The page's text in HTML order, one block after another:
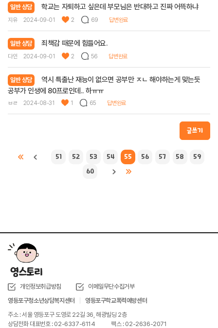
일반 상담 학교는 자퇴하고 싶은데 부모님은 반대하고 진짜 어뜩하냐
지유 2024-09-01 2 69 답변완료
일반 상담 죄책감 때문에 힘들어요.
다인 2024-09-01 2 56 답변완료
일반 상담
역시 특출난 재능이 없으면 공부만 ㅈㄴ 해야하는게 맞는듯
공부가 인생에 80프로인데.. 하ㅠㅠ
ㅂㄹ 2024-08-31 1 65 답변완료
글쓰기
51 52 53 54 55 56 57 58
59
60
개인정보취급방침
이메일무단수집거부
영등포구청소년상담복지센터
영등포구학교폭력예방센터
주소 : 서울 영등포구 도영로 22길 36, 해광빌딩 2층
상담전화 대표번호 : 02-6337-6114
팩스 : 02-2636-2071